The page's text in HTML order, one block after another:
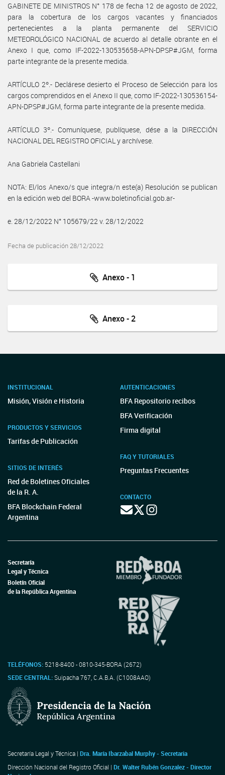
GABINETE DE MINISTROS N° 178 de fecha 12 de agosto de 2022,
para la cobertura de los cargos vacantes y financiados
pertenecientes a la planta permanente del SERVICIO
METEOROLÓGICO NACIONAL de acuerdo al detalle obrante en el
Anexo I que, como IF-2022-130535658-APN-DPSP#JGM, forma
parte integrante de la presente medida.
ARTÍCULO 2º.- Declárese desierto el Proceso de Selección para los
cargos comprendidos en el Anexo II que, como IF-2022-130536154-
APN-DPSP#JGM, forma parte integrante de la presente medida.
ARTÍCULO 3º.- Comuníquese, publíquese, dése a la DIRECCIÓN
NACIONAL DEL REGISTRO OFICIAL y archívese.
Ana Gabriela Castellani
NOTA: El/los Anexo/s que integra/n este(a) Resolución se publican
en la edición web del BORA -www.boletinoficial.gob.ar-
e. 28/12/2022 N° 105679/22 v. 28/12/2022
Fecha de publicación 28/12/2022
Anexo - 1
Anexo - 2
INSTITUCIONAL
Misión, Visión e Historia
PRODUCTOS Y SERVICIOS
Tarifas de Publicación
SITIOS DE INTERÉS
Red de Boletines Oficiales
de la R. A.
BFA Blockchain Federal
Argentina
AUTENTICACIONES
BFA Repositorio recibos
BFA Verificación
Firma digital
FAQ Y TUTORIALES
Preguntas Frecuentes
CONTACTO
Secretaría
Legal y Técnica
Boletín Oficial
de la República Argentina
TELÉFONOS: 5218-8400 - 0810-345-BORA (2672)
SEDE CENTRAL:Suipacha 767, C.A.B.A. (C1008AAO)
Secretaría Legal y Técnica | Dra. María Ibarzabal Murphy - Secretaria
Dirección Nacional del Registro Oficial | Dr. Walter Rubén Gonzalez - Director